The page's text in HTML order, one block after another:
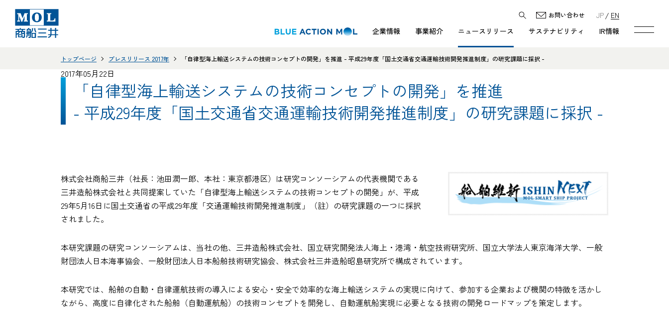
企業情報 事業紹介 ニュースリリース サステナビリティ IR情報
お問い合わせ JP EN
トップページ プレスリリース 2017年 「自律型海上輸送システムの技術コンセプトの開発」を推進 - 平成29年度「国土交通省交通運輸技術開発推進制度」の研究課題に採択 -
2017年05月22日
「自律型海上輸送システムの技術コンセプトの開発」を推進
- 平成29年度「国土交通省交通運輸技術開発推進制度」の研究課題に採択 -
株式会社商船三井（社長：池田潤一郎、本社：東京都港区）は研究コンソーシアムの代表機関である
三井造船株式会社と共同提案していた「自律型海上輸送システムの技術コンセプトの開発」が、平成
29年5月16日に国土交通省の平成29年度「交通運輸技術開発推進制度」（註）の研究課題の一つに採択
されました。
本研究課題の研究コンソーシアムは、当社の他、三井造船株式会社、国立研究開発法人海上・港湾・航空技術研究所、国立大学法人東京海洋大学、一般
財団法人日本海事協会、一般財団法人日本船舶技術研究協会、株式会社三井造船昭島研究所で構成されています。
本研究では、船舶の自動・自律運航技術の導入による安心・安全で効率的な海上輸送システムの実現に向けて、参加する企業および機関の特徴を活かし
ながら、高度に自律化された船舶（自動運航船）の技術コンセプトを開発し、自動運航船実現に必要となる技術の開発ロードマップを策定します。